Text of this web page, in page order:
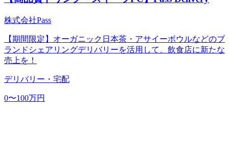
株式会社Pass
【期間限定】オーガニック日本茶・アサイーボウルなどのブ
ランドシェアリングデリバリーを活用して、飲食店に新たな
売上を！
デリバリー・宅配
0〜100万円